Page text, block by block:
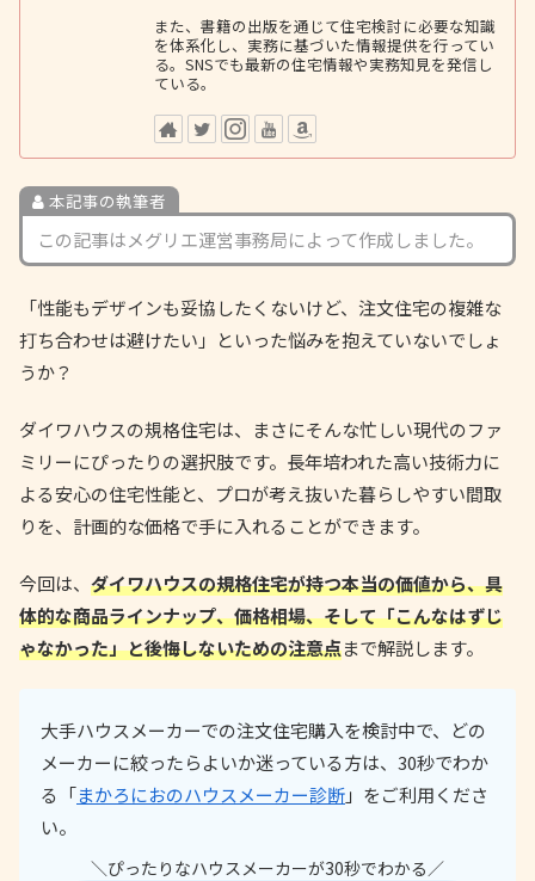
また、書籍の出版を通じて住宅検討に必要な知識
を体系化し、実務に基づいた情報提供を行ってい
る。SNSでも最新の住宅情報や実務知見を発信し
ている。
本記事の執筆者
この記事はメグリエ運営事務局によって作成しました。
「性能もデザインも妥協したくないけど、注文住宅の複雑な
打ち合わせは避けたい」といった悩みを抱えていないでしょ
うか？
ダイワハウスの規格住宅は、まさにそんな忙しい現代のファ
ミリーにぴったりの選択肢です。長年培われた高い技術力に
よる安心の住宅性能と、プロが考え抜いた暮らしやすい間取
りを、計画的な価格で手に入れることができます。
今回は、 ダイワハウスの規格住宅が持つ本当の価値から、具
体的な商品ラインナップ、価格相場、そして「こんなはずじ
ゃなかった」と後悔しないための注意点まで解説します。
大手ハウスメーカーでの注文住宅購入を検討中で、どの
メーカーに絞ったらよいか迷っている方は、30秒でわか
る「まかろにおのハウスメーカー診断」をご利用くださ
い。
＼ぴったりなハウスメーカーが30秒でわかる／